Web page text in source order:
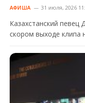
АФИША 31 июля, 2026
Казахстанский
скором выходе